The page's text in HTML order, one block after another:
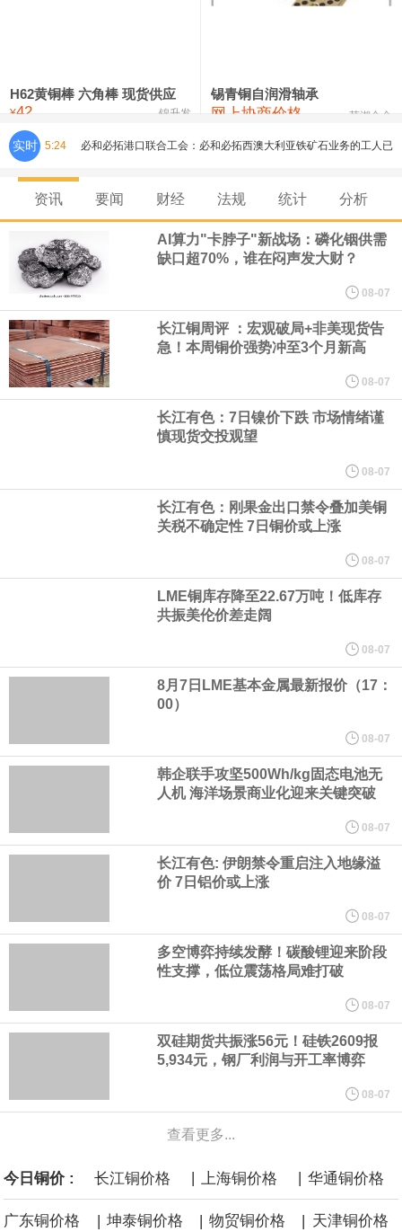
24,300—24,500 24,400 200
氯化镍 38,300—40,300 39,300 0
H62黄铜棒 六角棒 现货供应
¥42 锦升发
锡青铜自润滑轴承
网上协商价格 芜湖合金
实时 5:24 必和必拓港口联合工会：必和必拓西澳大利亚铁矿石业务的工人已
通知，将于8月9日实施24小时停工。
8月7日，宇树科技董事长王兴兴网上路演时表示，报告期内，公司
研发费用金额分别为4,995.18万元、7,001.70万元、14,496.56万
元，最近3年复合增长率达70.36%，呈快速增长趋势，并形成多项
核心技术和知识产权。截至2026年1月31日，公司拥有262项专利权
（含境内发明专利20项）。
宇树科技董事长、总经理兼首席技术官王兴兴在网上路演时表示，
经过多年研发创新和技术积累，公司逐步形成了包括一体化关节集
成技术、高紧凑度机器人身体集成技术、机器人激光雷达全自研核
心技术等多项已商业化应用的核心技术并已应用于公司的高性能通
用人形机器人、四足机器人等产品。
美国总统特朗普6日否认他对国防部长赫格塞思不满，称对赫格塞思
所做的工作“非常满意”。特朗普在社交媒体上发帖称，一些媒体有关
他与赫格塞思就弹药短缺问题发生冲突的报道是“完全没有根据的谣
言”，他对赫格塞思所做的工作“非常满意”。
据报道，威刚近日在法说会上表示，在需求增加、价格走高及货源
稳定的三大有利因素带动下，预期第3季度营运将优于第2季度，并
进一步扩大全年营运成果。
美国国会预算办公室（CBO）于当地时间5日发布报告称，美国海军
计划建造的15艘核动力“特朗普级”（Trump-class）战列舰，从研发
到采购的总费用可能高达2750亿美元，为美国有史以来最昂贵的水
面战舰项目之一。 根据CBO的初步估算，首舰造价约234亿美元，
资讯 要闻 财经 法规 统计 分析
AI算力"卡脖子"新战场：磷化铟供需
缺口超70%，谁在闷声发大财？
08-07
长江铜周评 ：宏观破局+非美现货告
急！本周铜价强势冲至3个月新高
08-07
长江有色：7日镍价下跌 市场情绪谨
慎现货交投观望
08-07
长江有色：刚果金出口禁令叠加美铜
关税不确定性 7日铜价或上涨
08-07
LME铜库存降至22.67万吨！低库存
共振美伦价差走阔
08-07
8月7日LME基本金属最新报价（17：
00）
08-07
韩企联手攻坚500Wh/kg固态电池无
人机 海洋场景商业化迎来关键突破
08-07
长江有色: 伊朗禁令重启注入地缘溢
价 7日铝价或上涨
08-07
多空博弈持续发酵！碳酸锂迎来阶段
性支撑，低位震荡格局难打破
08-07
双硅期货共振涨56元！硅铁2609报
5,934元，钢厂利润与开工率博弈
08-07
查看更多...
今日铜价 : 长江铜价格 | 上海铜价格 | 华通铜价格
广东铜价格 | 坤泰铜价格 | 物贸铜价格 | 天津铜价格